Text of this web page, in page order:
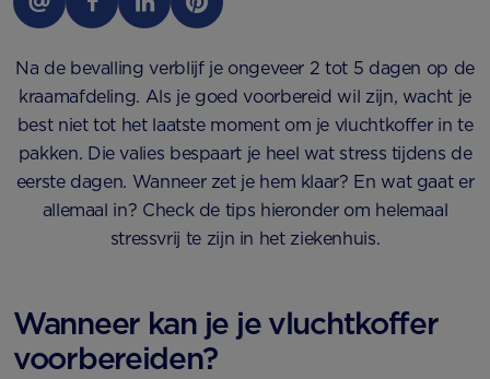
Na de bevalling verblijf je ongeveer 2 tot 5 dagen op de
kraamafdeling. Als je goed voorbereid wil zijn, wacht je
best niet tot het laatste moment om je vluchtkoffer in te
pakken. Die valies bespaart je heel wat stress tijdens de
eerste dagen. Wanneer zet je hem klaar? En wat gaat er
allemaal in? Check de tips hieronder om helemaal
stressvrij te zijn in het ziekenhuis.
Wanneer kan je je vluchtkoffer
voorbereiden?